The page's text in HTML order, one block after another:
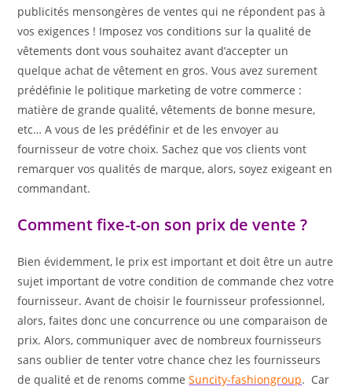
publicités mensongères de ventes qui ne répondent pas à
vos exigences ! Imposez vos conditions sur la qualité de
vêtements dont vous souhaitez avant d’accepter un
quelque achat de vêtement en gros. Vous avez surement
prédéfinie le politique marketing de votre commerce :
matière de grande qualité, vêtements de bonne mesure,
etc… A vous de les prédéfinir et de les envoyer au
fournisseur de votre choix. Sachez que vos clients vont
remarquer vos qualités de marque, alors, soyez exigeant en
commandant.
Comment fixe-t-on son prix de vente ?
Bien évidemment, le prix est important et doit être un autre
sujet important de votre condition de commande chez votre
fournisseur. Avant de choisir le fournisseur professionnel,
alors, faites donc une concurrence ou une comparaison de
prix. Alors, communiquer avec de nombreux fournisseurs
sans oublier de tenter votre chance chez les fournisseurs
de qualité et de renoms commeSuncity-fashiongroup. Car